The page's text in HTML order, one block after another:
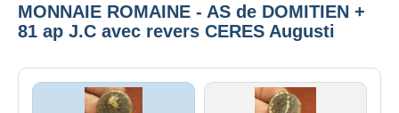
MONNAIE ROMAINE - AS de DOMITIEN +
81 ap J.C avec revers CERES Augusti